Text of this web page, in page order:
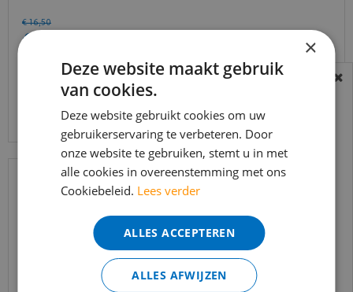
€ 16,50
€
BEREIKBAARHEID
In verband met de vakantie periode zijn wij
t/m 14 augustus telefonisch helaas niet
bereikbaar.
Bestelling worden uiteraard verwerkt
echter iets minder snel dan wat je van ons
gewend bent.
Voor vragen kan je ons bereiken via
info@merkvloerenwinkel.nl
×
Deze website maakt gebruik
van cookies.
Deze website gebruikt cookies om uw
gebruikerservaring te verbeteren. Door
onze website te gebruiken, stemt u in met
alle cookies in overeenstemming met ons
Cookiebeleid. Lees verder
ALLES ACCEPTEREN
ALLES AFWIJZEN